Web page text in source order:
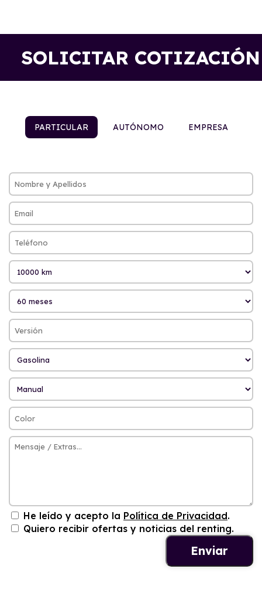
SOLICITAR COTIZACIÓN
PARTICULAR AUTÓNOMO EMPRESA
He leído y acepto la Política de Privacidad.
Quiero recibir ofertas y noticias del renting.